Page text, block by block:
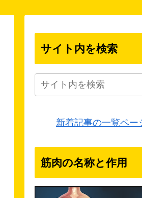
サイト内を検索
新着記事の一覧ペー
筋肉の名称と作用